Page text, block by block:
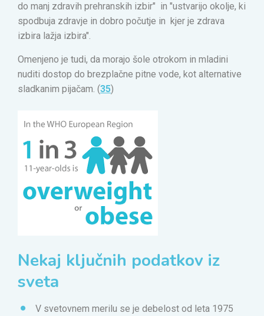
do manj zdravih prehranskih izbir" in "ustvarijo okolje, ki
spodbuja zdravje in dobro počutje in kjer je zdrava
izbira lažja izbira".
Omenjeno je tudi, da morajo šole otrokom in mladini
nuditi dostop do brezplačne pitne vode, kot alternative
sladkanim pijačam. (35)
Nekaj ključnih podatkov iz
sveta
V svetovnem merilu se je debelost od leta 1975